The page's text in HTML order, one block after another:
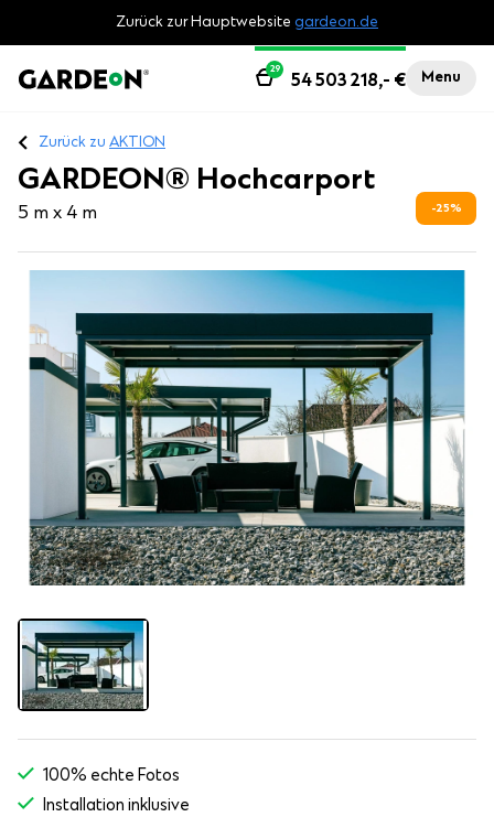
Zurück zur Hauptwebsite gardeon.de
Menu
54 503 218,- €
29
Zurück zu AKTION
GARDEON® Hochcarport
5 m x 4 m 25%
100% echte Fotos
Installation inklusive